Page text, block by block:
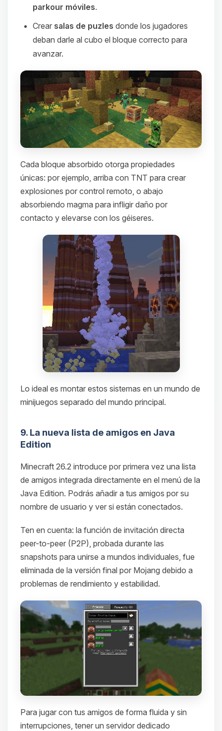
parkour móviles.
Crear salas de puzles donde los jugadores
deban darle al cubo el bloque correcto para
avanzar.
Cada bloque absorbido otorga propiedades
únicas: por ejemplo, arriba con TNT para crear
explosiones por control remoto, o abajo
absorbiendo magma para infligir daño por
contacto y elevarse con los géiseres.
Lo ideal es montar estos sistemas en un mundo de
minijuegos separado del mundo principal.
9. La nueva lista de amigos en Java
Edition
Minecraft 26.2 introduce por primera vez una lista
de amigos integrada directamente en el menú de la
Java Edition. Podrás añadir a tus amigos por su
nombre de usuario y ver si están conectados.
Ten en cuenta: la función de invitación directa
peer-to-peer (P2P), probada durante las
snapshots para unirse a mundos individuales, fue
eliminada de la versión final por Mojang debido a
problemas de rendimiento y estabilidad.
Para jugar con tus amigos de forma fluida y sin
interrupciones, tener un servidor dedicado